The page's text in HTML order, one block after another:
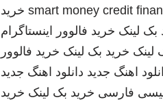
smart money credit خرید
بک لینک خرید فالوور اینستاگرام
لینک خرید بک لینک خرید فالوور
اهنگ جدید دانلود اهنگ جدید
فارسی خرید بک لینک خرید